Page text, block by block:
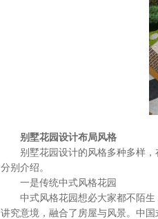
别墅花园设计布局风格
别墅花园设计的风格多种多样，
分别介绍。
一是传统中式风格花园
中式风格花园想必大家都不陌生
讲究意境，融合了房屋与风景。中